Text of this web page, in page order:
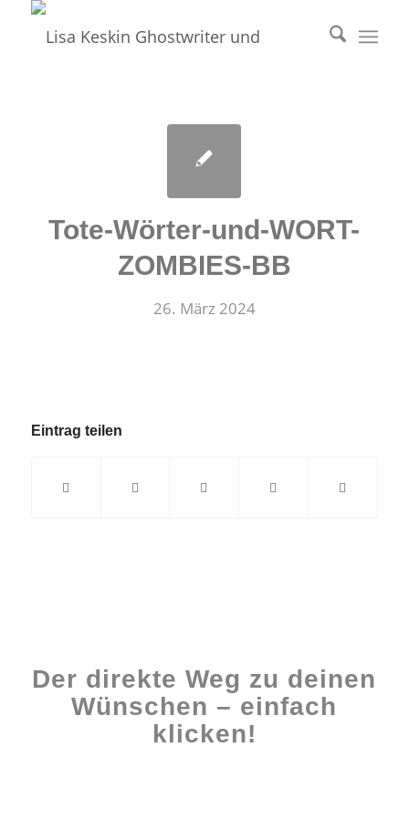
Tote-Wörter-und-WORT-
ZOMBIES-BB
26. März 2024
Eintrag teilen
Der direkte Weg zu deinen
Wünschen – einfach
klicken!